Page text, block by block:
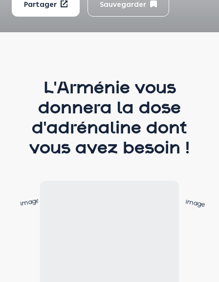
Partager Sauvegarder
L'Arménie vous
donnera la dose
d'adrénaline dont
vous avez besoin !